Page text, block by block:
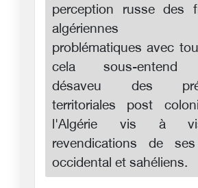
perception russe des
algériennes
problématiques avec
cela sous-entend
désaveu des
territoriales post
l'Algérie vis à
revendications de
occidental et sahéliens.